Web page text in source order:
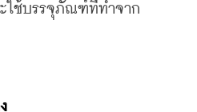
ใช้บรรจุภัณฑ์ที่ทำจาก